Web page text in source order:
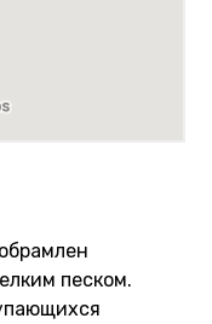
песком.